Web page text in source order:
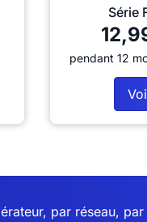
Série
pendant 12
par réseau,